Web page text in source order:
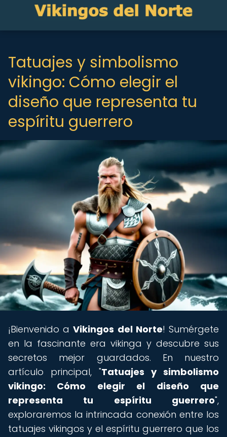
Tatuajes y simbolismo
vikingo: Cómo elegir el
diseño que representa tu
espíritu guerrero
¡Bienvenido aVikingos del Norte! Sumérgete
en la fascinante era vikinga y descubre sus
secretos mejor guardados. En nuestro
artículo principal, "Tatuajes y simbolismo
vikingo: Cómo elegir el diseño que
representa tu espíritu guerrero",
exploraremos la intrincada conexión entre los
tatuajes vikingos y el espíritu guerrero que los